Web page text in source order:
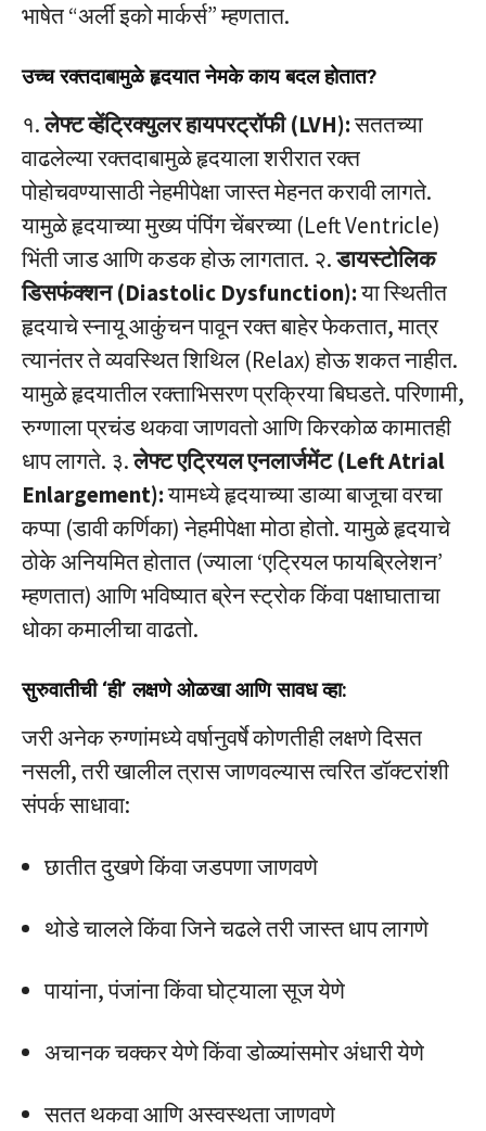
भाषेत “अर्ली इको मार्कर्स” म्हणतात.
उच्च रक्तदाबामुळे हृदयात नेमके काय बदल होतात?
१.लेफ्ट व्हेंट्रिक्युलर हायपरट्रॉफी (LVH):सततच्या
वाढलेल्या रक्तदाबामुळे हृदयाला शरीरात रक्त
पोहोचवण्यासाठी नेहमीपेक्षा जास्त मेहनत करावी लागते.
यामुळे हृदयाच्या मुख्य पंपिंग चेंबरच्या (Left Ventricle)
भिंती जाड आणि कडक होऊ लागतात. २.डायस्टोलिक
डिसफंक्शन (Diastolic Dysfunction):या स्थितीत
हृदयाचे स्नायू आकुंचन पावून रक्त बाहेर फेकतात, मात्र
त्यानंतर ते व्यवस्थित शिथिल (Relax) होऊ शकत नाहीत.
यामुळे हृदयातील रक्ताभिसरण प्रक्रिया बिघडते. परिणामी,
रुग्णाला प्रचंड थकवा जाणवतो आणि किरकोळ कामातही
धाप लागते. ३.लेफ्ट एट्रियल एनलार्जमेंट (Left Atrial
Enlargement):यामध्ये हृदयाच्या डाव्या बाजूचा वरचा
कप्पा (डावी कर्णिका) नेहमीपेक्षा मोठा होतो. यामुळे हृदयाचे
ठोके अनियमित होतात (ज्याला ‘एट्रियल फायब्रिलेशन’
म्हणतात) आणि भविष्यात ब्रेन स्ट्रोक किंवा पक्षाघाताचा
धोका कमालीचा वाढतो.
सुरुवातीची ‘ही’ लक्षणे ओळखा आणि सावध व्हा:
जरी अनेक रुग्णांमध्ये वर्षानुवर्षे कोणतीही लक्षणे दिसत
नसली, तरी खालील त्रास जाणवल्यास त्वरित डॉक्टरांशी
संपर्क साधावा:
छातीत दुखणे किंवा जडपणा जाणवणे
थोडे चालले किंवा जिने चढले तरी जास्त धाप लागणे
पायांना, पंजांना किंवा घोट्याला सूज येणे
अचानक चक्कर येणे किंवा डोळ्यांसमोर अंधारी येणे
सतत थकवा आणि अस्वस्थता जाणवणे